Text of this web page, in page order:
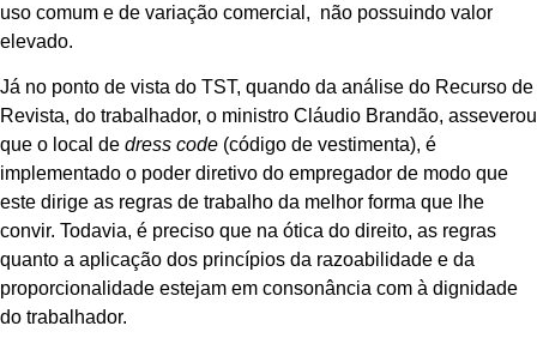
uso comum e de variação comercial, não possuindo valor
elevado.
Já no ponto de vista do TST, quando da análise do Recurso de
Revista, do trabalhador, o ministro Cláudio Brandão, asseverou
que o local de dress code (código de vestimenta), é
implementado o poder diretivo do empregador de modo que
este dirige as regras de trabalho da melhor forma que lhe
convir. Todavia, é preciso que na ótica do direito, as regras
quanto a aplicação dos princípios da razoabilidade e da
proporcionalidade estejam em consonância com à dignidade
do trabalhador.